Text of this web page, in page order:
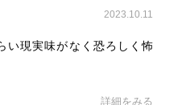
2023.10.11
い現実味がなく恐ろしく怖
詳細をみる